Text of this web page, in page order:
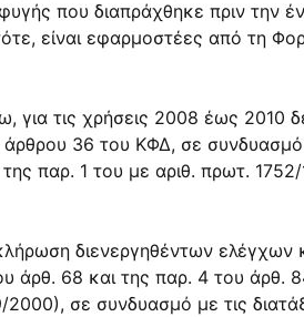
που διαπράχθηκε πριν την
είναι εφαρμοστέες από τη
τις χρήσεις 2008 έως 2010
36 του ΚΦΔ, σε συνδυασμό
παρ. 1 του με αριθ. πρωτ.
διενεργηθέντων
άρθ. 68 και της παρ. 4 του άρθ.
2000), σε συνδυασμό με τις